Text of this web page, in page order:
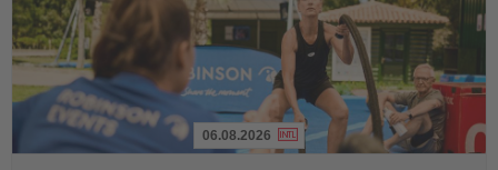
06.08.2026